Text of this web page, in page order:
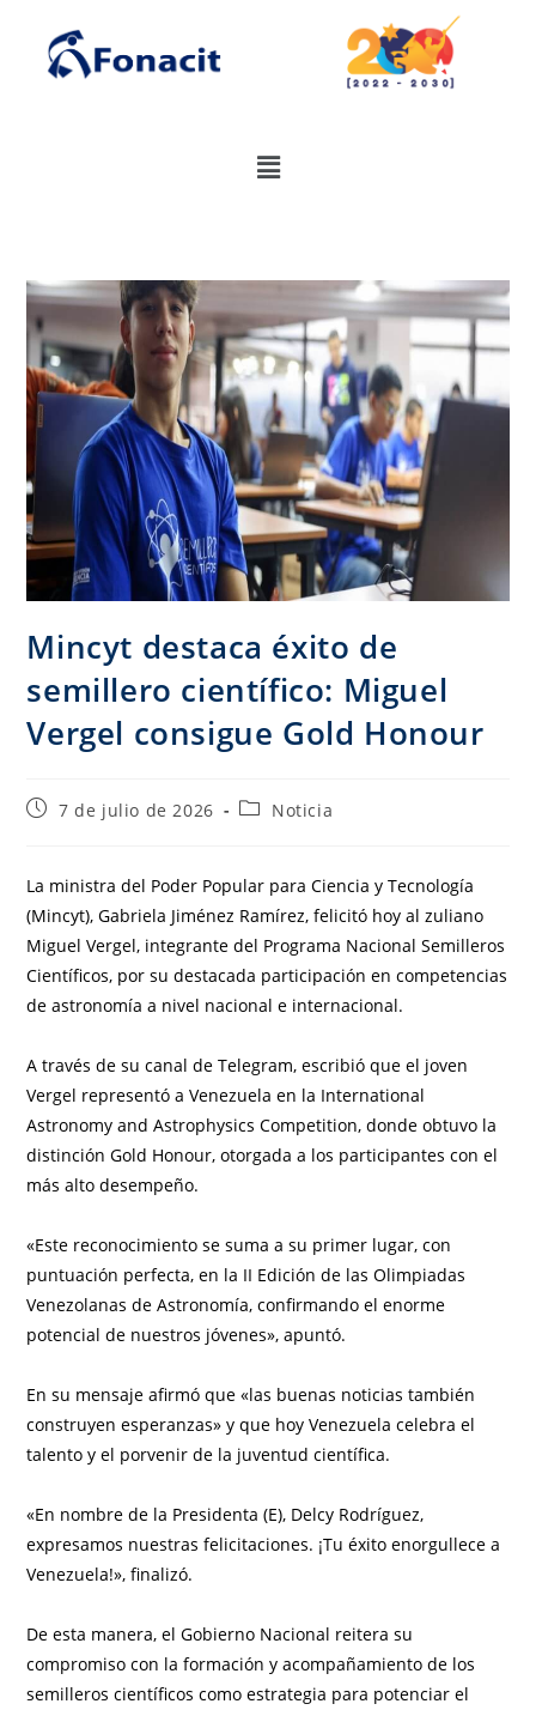
Mincyt destaca éxito de
semillero científico: Miguel
Vergel consigue Gold Honour
7 de julio de 2026 Noticia
La ministra del Poder Popular para Ciencia y Tecnología
(Mincyt), Gabriela Jiménez Ramírez, felicitó hoy al zuliano
Miguel Vergel, integrante del Programa Nacional Semilleros
Científicos, por su destacada participación en competencias
de astronomía a nivel nacional e internacional.
A través de su canal de Telegram, escribió que el joven
Vergel representó a Venezuela en la International
Astronomy and Astrophysics Competition, donde obtuvo la
distinción Gold Honour, otorgada a los participantes con el
más alto desempeño.
«Este reconocimiento se suma a su primer lugar, con
puntuación perfecta, en la II Edición de las Olimpiadas
Venezolanas de Astronomía, confirmando el enorme
potencial de nuestros jóvenes», apuntó.
En su mensaje afirmó que «las buenas noticias también
construyen esperanzas» y que hoy Venezuela celebra el
talento y el porvenir de la juventud científica.
«En nombre de la Presidenta (E), Delcy Rodríguez,
expresamos nuestras felicitaciones. ¡Tu éxito enorgullece a
Venezuela!», finalizó.
De esta manera, el Gobierno Nacional reitera su
compromiso con la formación y acompañamiento de los
semilleros científicos como estrategia para potenciar el